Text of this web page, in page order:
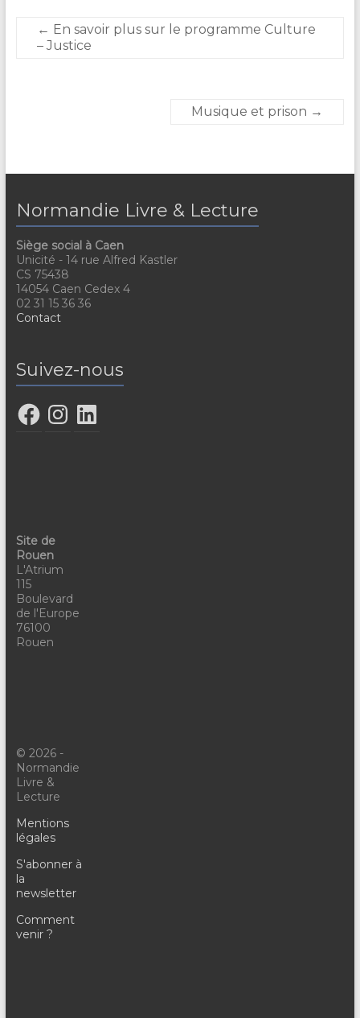
← En savoir plus sur le programme Culture
– Justice
Musique et prison →
Normandie Livre & Lecture
Siège social à Caen
Unicité - 14 rue Alfred Kastler
CS 75438
14054 Caen Cedex 4
02 31 15 36 36
Contact
Suivez-nous
Site de
Rouen
L'Atrium
115
Boulevard
de l'Europe
76100
Rouen
© 2026 -
Normandie
Livre &
Lecture
Mentions
légales
S'abonner à
la
newsletter
Comment
venir ?